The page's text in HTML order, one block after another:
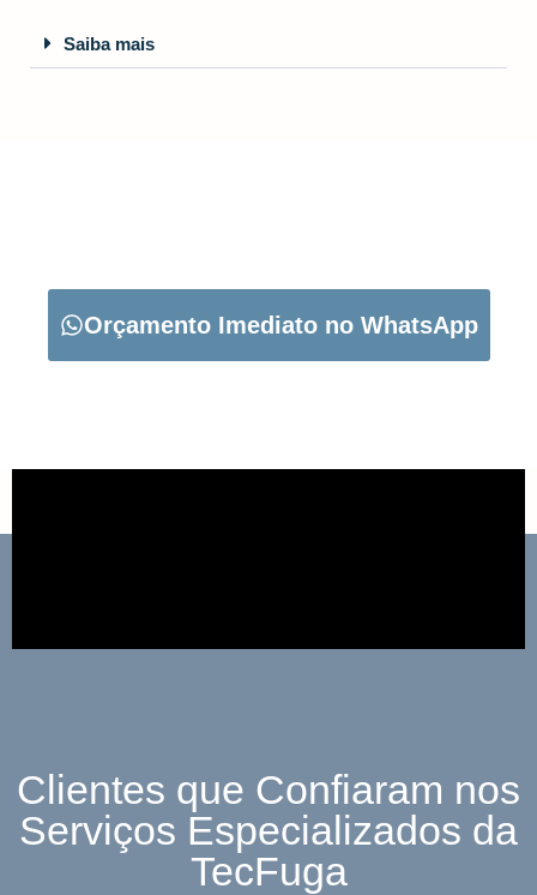
Saiba mais
Orçamento Imediato no WhatsApp
Clientes que Confiaram nos
Serviços Especializados da
TecFuga